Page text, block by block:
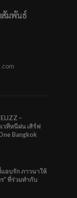
สัมพันธ์
–
วทีหนีฝน เสิร์ฟ
Bangkok
อบรัก ภาวนาให้
” ที่ร่วมทำกับ